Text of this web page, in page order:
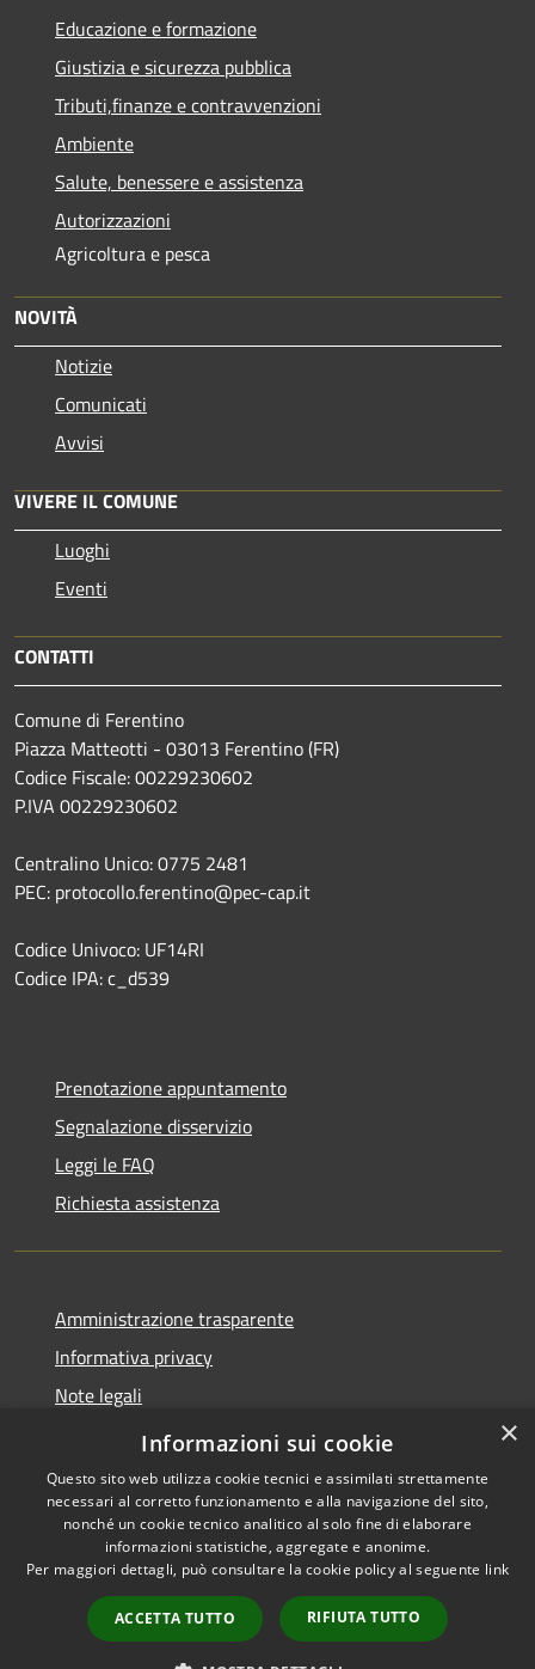
Educazione e formazione
Giustizia e sicurezza pubblica
Tributi,finanze e contravvenzioni
Ambiente
Salute, benessere e assistenza
Autorizzazioni
Agricoltura e pesca
NOVITÀ
Notizie
Comunicati
Avvisi
VIVERE IL COMUNE
Luoghi
Eventi
CONTATTI
Comune di Ferentino
Piazza Matteotti - 03013 Ferentino (FR)
Codice Fiscale: 00229230602
P.IVA 00229230602
Centralino Unico: 0775 2481
PEC: protocollo.ferentino@pec-cap.it
Codice Univoco: UF14RI
Codice IPA: c_d539
Prenotazione appuntamento
Segnalazione disservizio
Leggi le FAQ
Richiesta assistenza
Amministrazione trasparente
Informativa privacy
Note legali
Dichiarazione di accessibilità
Accessibilità
Copyright © 2026 • Comune di
Ferentino • Powered by
Municipium•
Accesso
redazione
×
Informazioni sui cookie
Questo sito web utilizza cookie tecnici e assimilati strettamente
necessari al corretto funzionamento e alla navigazione del sito,
nonché un cookie tecnico analitico al solo fine di elaborare
informazioni statistiche, aggregate e anonime.
Per maggiori dettagli, può consultare la cookie policy al seguente link
ACCETTA TUTTO RIFIUTA TUTTO